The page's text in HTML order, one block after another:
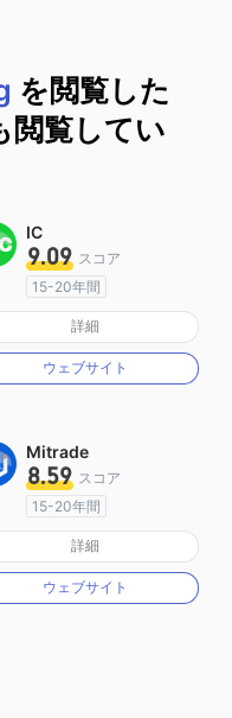
を閲覧した
閲覧してい
IC
9.09 スコア
15-20年間
オーストラリア規制
マーケットメイキングライセンス（MM）
MT4フルライセンス
詳細
ウェブサイト
Mitrade
8.59 スコア
15-20年間
オーストラリア規制
マーケットメイキングライセンス（MM）
自社開発
詳細
ウェブサイト